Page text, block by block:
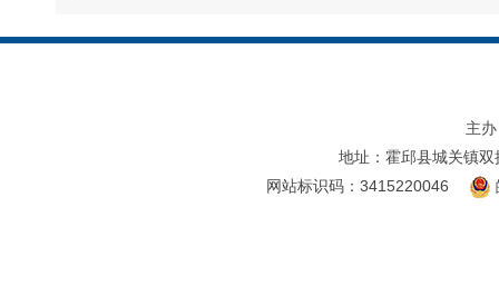
主
地址：霍邱县城关镇双
网站标识码：3415220046